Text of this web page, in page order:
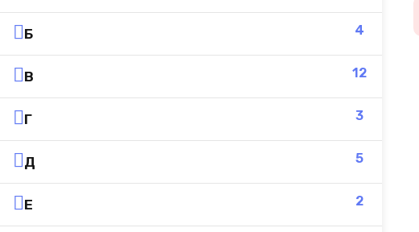
Б 4
В 12
Г 3
Д 5
Е 2